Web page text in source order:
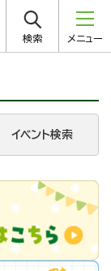
検索 メニュー
イベント検索